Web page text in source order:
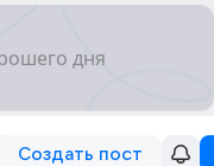
Создать пост